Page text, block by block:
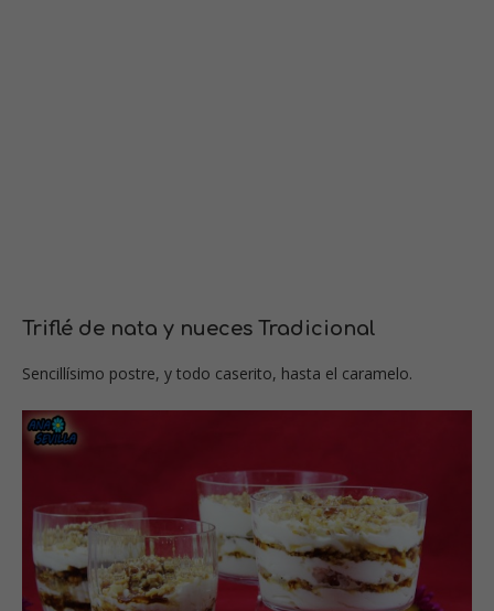
Triflé de nata y nueces Tradicional
Sencillísimo postre, y todo caserito, hasta el caramelo.